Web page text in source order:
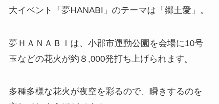
大イベント「夢HANABI」のテーマは「郷土愛」。
夢ＨＡＮＡＢＩは、小郡市運動公園を会場に10号
玉などの花火が約８,000発打ち上げられます。
多種多様な花火が夜空を彩るので、瞬きするのを